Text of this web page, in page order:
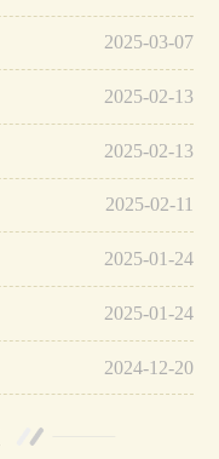
2025-03-07
2025-02-13
2025-02-13
2025-02-11
2025-01-24
2025-01-24
2024-12-20